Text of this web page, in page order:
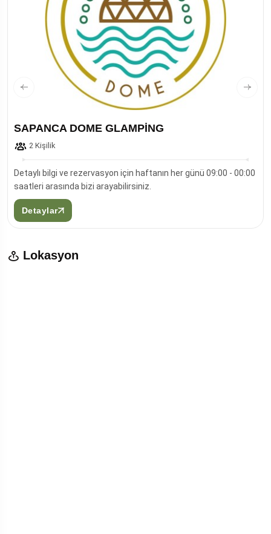
SAPANCA DOME GLAMPİNG
2 Kişilik
Detaylı bilgi ve rezervasyon için haftanın her günü 09:00 - 00:00
saatleri arasında bizi arayabilirsiniz.
Detaylar
Lokasyon